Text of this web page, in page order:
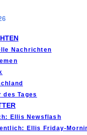
Nachrichten
des Tages
Ellis Newsflash
Ellis Friday-